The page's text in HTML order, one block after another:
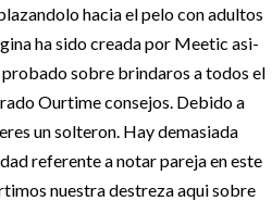
hacia el pelo con adultos
ha sido creada por Meetic asi­
probado sobre brindaros a todos el
Ourtime consejos. Debido a
un solteron. Hay demasiada
referente a notar pareja en este
nuestra destreza aqui sobre